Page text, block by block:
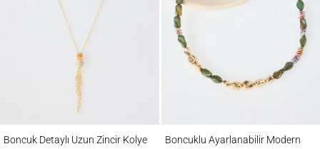
Boncuk Detaylı Uzun Zincir Kolye
Boncuklu Ayarlanabilir Modern